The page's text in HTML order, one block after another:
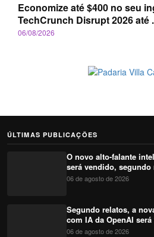
Economize até $400 no seu
TechCrunch Disrupt 2026 até
06/08/2026
ÚLTIMAS PUBLICAÇÕES
O novo alto-falante
será vendido, segundo
06 de agosto de 2026
Segundo relatos, a
com IA da OpenAI será
06 de agosto de 2026